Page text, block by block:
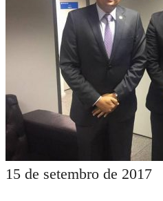
15 de setembro de 2017